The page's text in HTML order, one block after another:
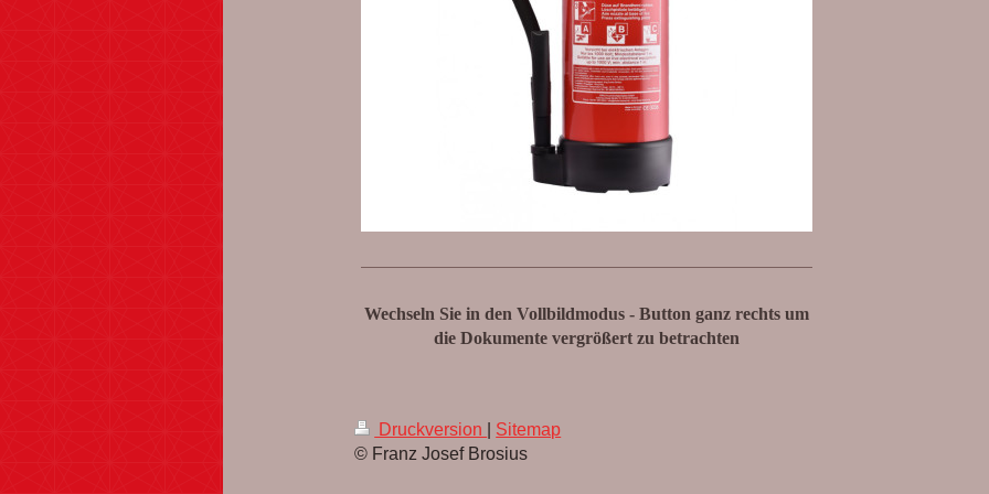
Wechseln Sie in den Vollbildmodus - Button ganz rechts um
die Dokumente vergrößert zu betrachten
Druckversion
Sitemap
© Franz Josef Brosius